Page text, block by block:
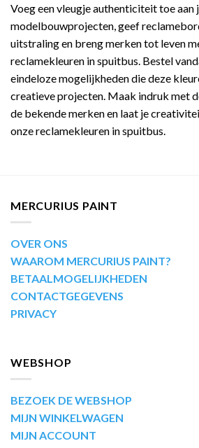
Voeg een vleugje authenticiteit toe aan
modelbouwprojecten, geef
uitstraling en breng merken tot leven
reclamekleuren in spuitbus. Bestel
eindeloze mogelijkheden die deze
creatieve projecten. Maak indruk met
de bekende merken en laat je
onze reclamekleuren in spuitbus.
MERCURIUS PAINT
OVER ONS
WAAROM MERCURIUS PAINT?
BETAALMOGELIJKHEDEN
CONTACTGEGEVENS
PRIVACY
WEBSHOP
BEZOEK DE WEBSHOP
MIJN WINKELWAGEN
MIJN ACCOUNT